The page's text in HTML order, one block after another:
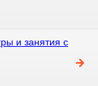
и занятия с